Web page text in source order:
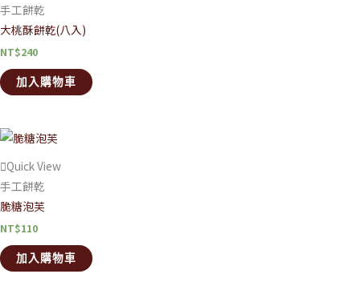
手工餅乾
大桃酥餅乾(八入)
NT$240
加入購物車
Quick View
手工餅乾
脆糖泡芙
NT$110
加入購物車